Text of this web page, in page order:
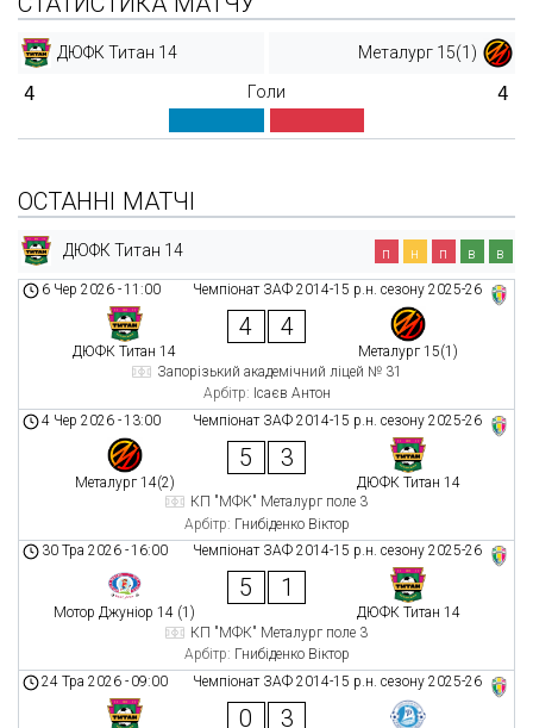
ДЮФК Титан 14 Металург 15(1)
4 Голи 4
ОСТАННІ МАТЧІ
ДЮФК Титан 14 п н п в в
Чемпіонат ЗАФ 2014-15 р.н. сезону 2025-26
6 Чер 2026 -11:00
ДЮФК Титан 14
4 4
Металург 15(1)
Запорізький академічний ліцей № 31
Арбітр: Ісаєв Антон
Чемпіонат ЗАФ 2014-15 р.н. сезону 2025-26
4 Чер 2026 -13:00
Металург 14(2)
5 3
ДЮФК Титан 14
КП "МФК" Металург поле 3
Арбітр: Гнибіденко Віктор
Чемпіонат ЗАФ 2014-15 р.н. сезону 2025-26
30 Тра 2026 -16:00
Мотор Джуніор 14 (1)
5 1
ДЮФК Титан 14
КП "МФК" Металург поле 3
Арбітр: Гнибіденко Віктор
Чемпіонат ЗАФ 2014-15 р.н. сезону 2025-26
24 Тра 2026 - 09:00
0 3